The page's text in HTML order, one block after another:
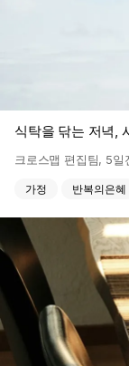
식탁을 닦는 저녁,
크로스맵 편집팀, 5일
가정 반복의은혜